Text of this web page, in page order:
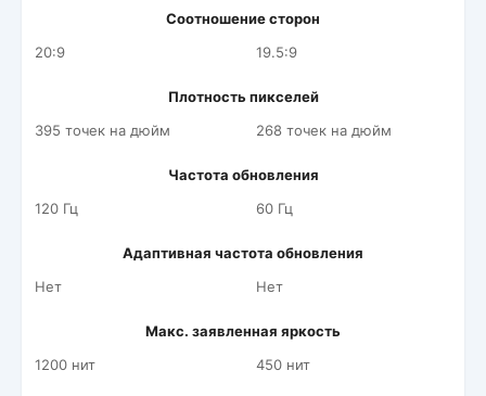
Соотношение сторон
20:9
19.5:9
Плотность пикселей
395 точек на дюйм
268 точек на дюйм
Частота обновления
120 Гц
60 Гц
Адаптивная частота обновления
Нет
Нет
Макс. заявленная яркость
1200 нит
450 нит